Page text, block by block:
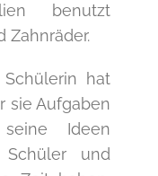
benutzt
Zahnräder.
hat
sie Aufgaben
Ideen
und